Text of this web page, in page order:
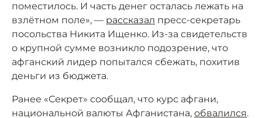
поместилось. И часть денег осталась лежать на
взлётном поле», — рассказал пресс-секретарь
посольства Никита Ищенко. Из-за свидетельств
о крупной сумме возникло подозрение, что
афганский лидер попытался сбежать, похитив
деньги из бюджета.
Ранее «Секрет» сообщал, что курс афгани,
национальной валюты Афганистана, обвалился.